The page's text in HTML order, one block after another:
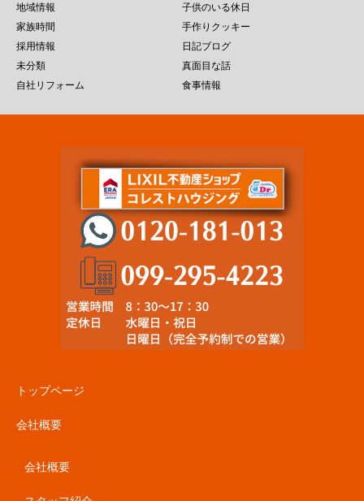
地域情報
子供のいる休日
家族時間
手作りクッキー
採用情報
日記ブログ
未分類
真面目な話
自社リフォーム
食事情報
トップページ
会社概要
会社概要